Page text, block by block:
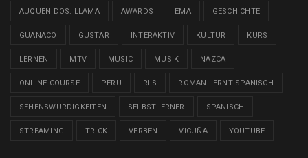
AUQUENIDOS: LLAMA AWARDS EMA GESCHICHTE
GUANACO GUSTAR INTERAKTIV KULTUR KURS
LERNEN MTV MUSIC MUSIK NAZCA
ONLINE COURSE PERU RLS ROMAN LERNT SPANISCH
SEHENSWÜRDIGKEITEN SELBSTLERNER SPANISCH
STREAMING TRICK VERBEN VICUÑA YOUTUBE